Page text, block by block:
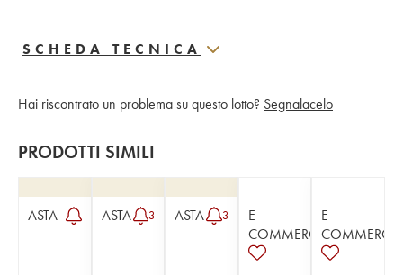
SCHEDA TECNICA
Hai riscontrato un problema su questo lotto? Segnalacelo
PRODOTTI SIMILI
ASTA ASTA 3 ASTA 3
E-
COMMERCE
E-
COMMERCE